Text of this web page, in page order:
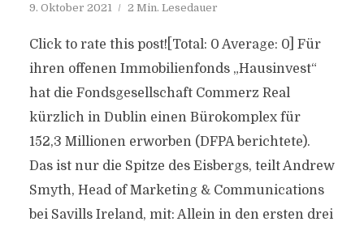
9. Oktober 2021 2 Min. Lesedauer
Click to rate this post![Total: 0 Average: 0] Für
ihren offenen Immobilienfonds „Hausinvest“
hat die Fondsgesellschaft Commerz Real
kürzlich in Dublin einen Bürokomplex für
152,3 Millionen erworben (DFPA berichtete).
Das ist nur die Spitze des Eisbergs, teilt Andrew
Smyth, Head of Marketing & Communications
bei Savills Ireland, mit: Allein in den ersten drei